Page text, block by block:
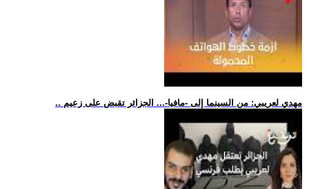
.. مهدي لعريبي: من السينما إلى -مافيا-... الجزائر تقبض على زعيم